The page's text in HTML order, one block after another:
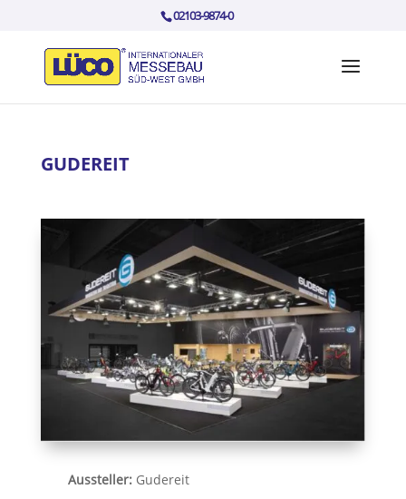
02103-9874-0
GUDEREIT
Aussteller: Gudereit